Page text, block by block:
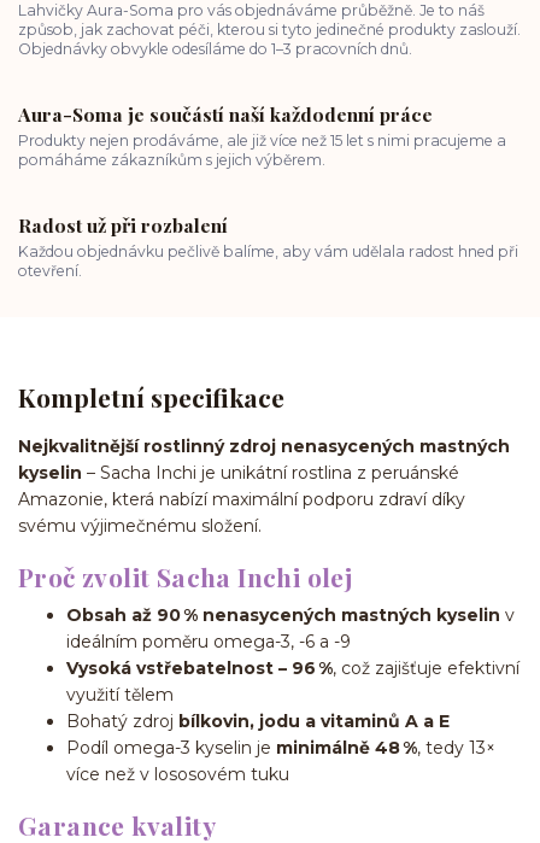
Lahvičky Aura-Soma pro vás objednáváme průběžně. Je to náš
způsob, jak zachovat péči, kterou si tyto jedinečné produkty zaslouží.
Objednávky obvykle odesíláme do 1–3 pracovních dnů.
Aura-Soma je součástí naší každodenní práce
Produkty nejen prodáváme, ale již více než 15 let s nimi pracujeme a
pomáháme zákazníkům s jejich výběrem.
Radost už při rozbalení
Každou objednávku pečlivě balíme, aby vám udělala radost hned při
otevření.
Kompletní specifikace
Nejkvalitnější rostlinný zdroj nenasycených mastných
kyselin – Sacha Inchi je unikátní rostlina z peruánské
Amazonie, která nabízí maximální podporu zdraví díky
svému výjimečnému složení.
Proč zvolit Sacha Inchi olej
Obsah až 90 % nenasycených mastných kyselin v
ideálním poměru omega-3, -6 a -9
Vysoká vstřebatelnost – 96 %, což zajišťuje efektivní
využití tělem
Bohatý zdroj bílkovin, jodu a vitaminů A a E
Podíl omega-3 kyselin je minimálně 48 %, tedy 13×
více než v lososovém tuku
Garance kvality